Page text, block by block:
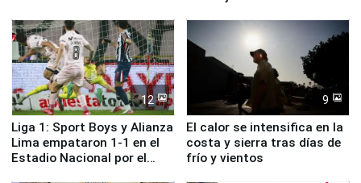
12
Liga 1: Sport Boys y Alianza
Lima empataron 1-1 en el
Estadio Nacional por el
9
El calor se intensifica en la
costa y sierra tras días de
frío y vientos